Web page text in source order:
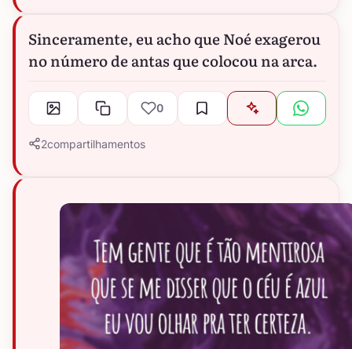
Sinceramente, eu acho que Noé exagerou
no número de antas que colocou na arca.
0
2compartilhamentos